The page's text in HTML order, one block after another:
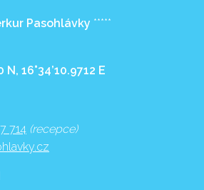
Pasohlávky *****
N, 16°34’10.9712 E
714 (recepce)